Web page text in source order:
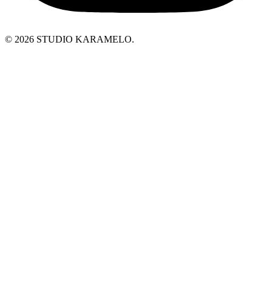
© 2026 STUDIO KARAMELO.